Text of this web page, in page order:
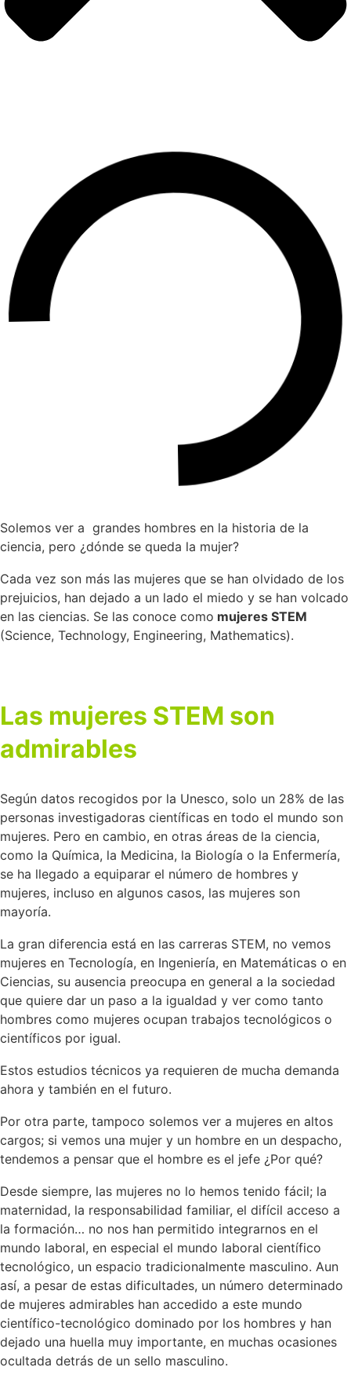
Solemos ver a grandes hombres en la historia de la
ciencia, pero ¿dónde se queda la mujer?
Cada vez son más las mujeres que se han olvidado de los
prejuicios, han dejado a un lado el miedo y se han volcado
en las ciencias. Se las conoce como mujeres STEM
(Science, Technology, Engineering, Mathematics).
Las mujeres STEM son
admirables
Según datos recogidos por la Unesco, solo un 28% de las
personas investigadoras científicas en todo el mundo son
mujeres. Pero en cambio, en otras áreas de la ciencia,
como la Química, la Medicina, la Biología o la Enfermería,
se ha llegado a equiparar el número de hombres y
mujeres, incluso en algunos casos, las mujeres son
mayoría.
La gran diferencia está en las carreras STEM, no vemos
mujeres en Tecnología, en Ingeniería, en Matemáticas o en
Ciencias, su ausencia preocupa en general a la sociedad
que quiere dar un paso a la igualdad y ver como tanto
hombres como mujeres ocupan trabajos tecnológicos o
científicos por igual.
Estos estudios técnicos ya requieren de mucha demanda
ahora y también en el futuro.
Por otra parte, tampoco solemos ver a mujeres en altos
cargos; si vemos una mujer y un hombre en un despacho,
tendemos a pensar que el hombre es el jefe ¿Por qué?
Desde siempre, las mujeres no lo hemos tenido fácil; la
maternidad, la responsabilidad familiar, el difícil acceso a
la formación… no nos han permitido integrarnos en el
mundo laboral, en especial el mundo laboral científico
tecnológico, un espacio tradicionalmente masculino. Aun
así, a pesar de estas dificultades, un número determinado
de mujeres admirables han accedido a este mundo
científico-tecnológico dominado por los hombres y han
dejado una huella muy importante, en muchas ocasiones
ocultada detrás de un sello masculino.